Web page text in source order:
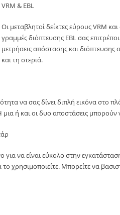
VRM & EBL
Οι μεταβλητοί δείκτες εύρους VRM και
γραμμές διόπτευσης EBL σας
μετρήσεις απόστασης και διόπτευσης
και τη στεριά.
να σας δίνει διπλή εικόνα στο
μια ή και οι δυο αποστάσεις
για να είναι εύκολο στην
χρησιμοποιείτε. Μπορείτε να